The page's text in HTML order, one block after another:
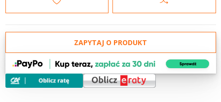
ZAPYTAJ O PRODUKT